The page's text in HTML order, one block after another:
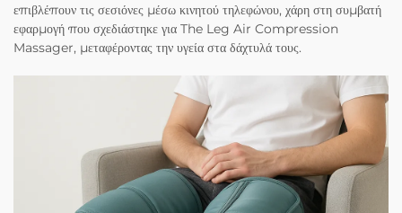
επιβλέπουν τις σεσιόνες μέσω κινητού τηλεφώνου, χάρη στη συμβατή
εφαρμογή που σχεδιάστηκε για The Leg Air Compression
Massager, μεταφέροντας την υγεία στα δάχτυλά τους.